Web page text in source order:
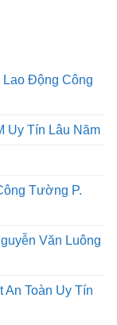
Lao Động Công
Uy Tín Lâu Năm
Tường P.
Văn Luông
An Toàn Uy Tín